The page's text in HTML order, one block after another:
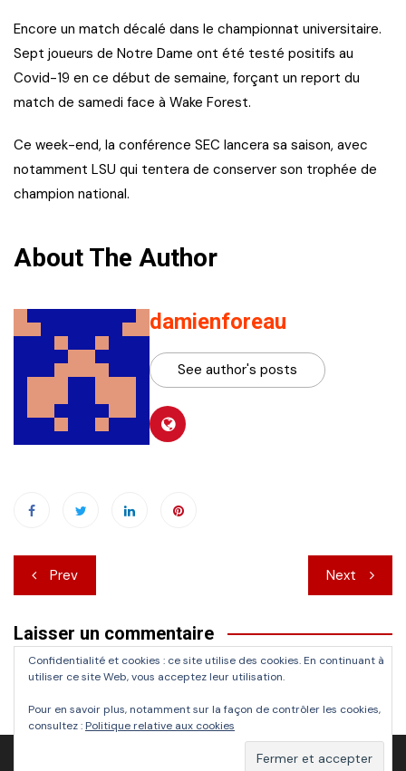
Encore un match décalé dans le championnat universitaire.
Sept joueurs de Notre Dame ont été testé positifs au
Covid-19 en ce début de semaine, forçant un report du
match de samedi face à Wake Forest.
Ce week-end, la conférence SEC lancera sa saison, avec
notamment LSU qui tentera de conserver son trophée de
champion national.
About The Author
damienforeau
See author's posts
Navigation
de
l’article
Prev Next
Laisser un commentaire
Vous devezvous connecterpour publier un commentaire.
Confidentialité et cookies : ce site utilise des cookies. En continuant à
utiliser ce site Web, vous acceptez leur utilisation.
Pour en savoir plus, notamment sur la façon de contrôler les cookies,
consultez : Politique relative aux cookies